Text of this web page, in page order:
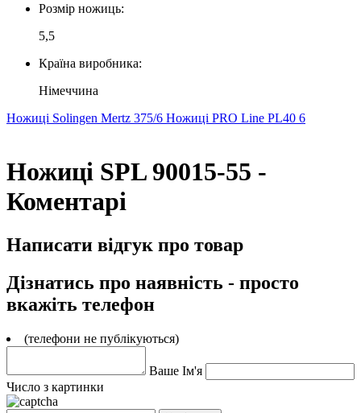
Розмір ножиць:
5,5
Країна виробника:
Німеччина
Ножиці Solingen Mertz 375/6 Ножиці PRO Line PL40 6
Ножиці SPL 90015-55 -
Коментарі
Написати відгук про товар
Дізнатись про наявність - просто
вкажіть телефон
(телефони не публікуються)
Ваше Ім'я
Число з картинки